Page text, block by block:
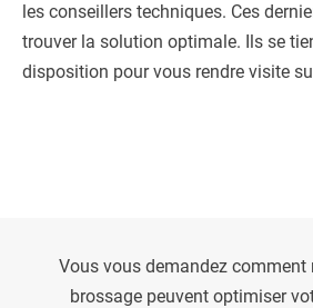
les conseillers techniques. Ces
trouver la solution optimale. Ils se
disposition pour vous rendre visite
Vous vous demandez comment
brossage peuvent optimiser